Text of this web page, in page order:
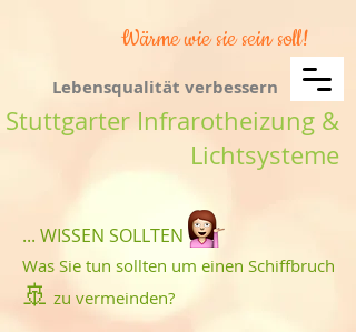
Stuttgarter Infrarotheizung &
Lichtsysteme
Lebensqualität verbessern
Wärme wie sie sein soll!
... WISSEN SOLLTEN
Was Sie tun sollten um einen Schiffbruch
🚢 zu vermeinden?